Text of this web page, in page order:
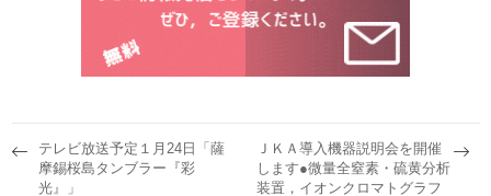
テレビ放送予定１月24日「薩
摩錫桜島タンブラー『彩
光』」
ＪＫＡ導入機器説明会を開催
します●微量全窒素・硫黄分析
装置，イオンクロマトグラフ